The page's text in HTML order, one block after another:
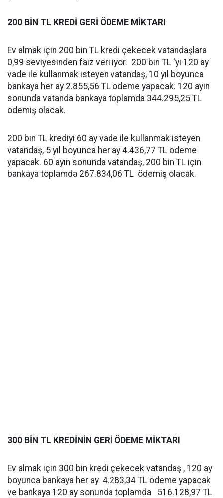
200 BİN TL KREDİ GERİ ÖDEME MİKTARI
Ev almak için 200 bin TL kredi çekecek vatandaşlara
0,99 seviyesinden faiz veriliyor. 200 bin TL 'yi 120 ay
vade ile kullanmak isteyen vatandaş, 10 yıl boyunca
bankaya her ay 2.855,56 TL ödeme yapacak. 120 ayın
sonunda vatanda bankaya toplamda 344.295,25 TL
ödemiş olacak.
200 bin TL krediyi 60 ay vade ile kullanmak isteyen
vatandaş, 5 yıl boyunca her ay 4.436,77 TL ödeme
yapacak. 60 ayın sonunda vatandaş, 200 bin TL için
bankaya toplamda 267.834,06 TL ödemiş olacak.
300 BİN TL KREDİNİN GERİ ÖDEME MİKTARI
Ev almak için 300 bin kredi çekecek vatandaş , 120 ay
boyunca bankaya her ay 4.283,34 TL ödeme yapacak
ve bankaya 120 ay sonunda toplamda 516.128,97 TL